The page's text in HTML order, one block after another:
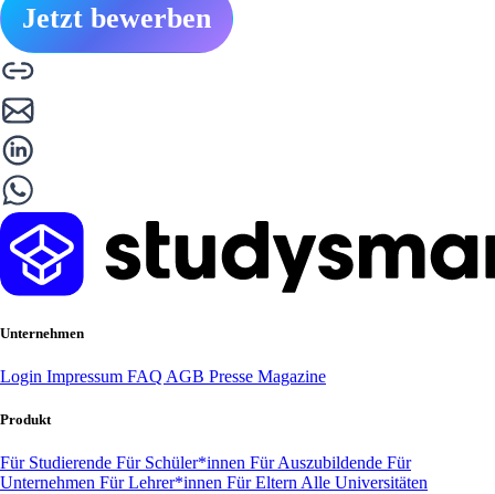
Jetzt bewerben
Unternehmen
Login Impressum FAQ AGB Presse Magazine
Produkt
Für Studierende Für Schüler*innen Für Auszubildende Für
Unternehmen Für Lehrer*innen Für Eltern Alle Universitäten